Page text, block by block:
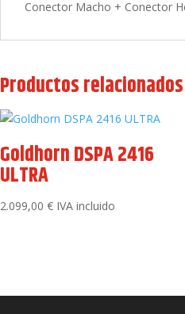
Conector Macho + Conector
Productos relacionados
Goldhorn DSPA 2416
ULTRA
2.099,00€ IVA incluido